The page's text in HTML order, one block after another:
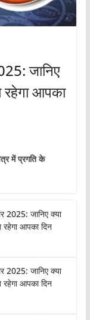
जानिए
रहेगा आपका
में प्रगति के
2025: जानिए क्या
आपका दिन
2025: जानिए क्या
आपका दिन